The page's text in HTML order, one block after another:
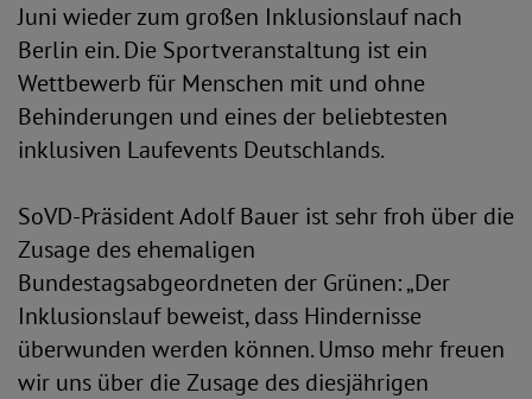
Juni wieder zum großen Inklusionslauf nach
Berlin ein. Die Sportveranstaltung ist ein
Wettbewerb für Menschen mit und ohne
Behinderungen und eines der beliebtesten
inklusiven Laufevents Deutschlands.
SoVD-Präsident Adolf Bauer ist sehr froh über die
Zusage des ehemaligen
Bundestagsabgeordneten der Grünen: „Der
Inklusionslauf beweist, dass Hindernisse
überwunden werden können. Umso mehr freuen
wir uns über die Zusage des diesjährigen